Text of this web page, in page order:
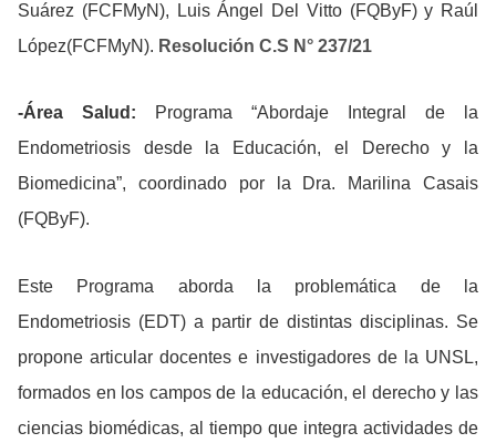
Suárez (FCFMyN), Luis Ángel Del Vitto (FQByF) y Raúl
López(FCFMyN). Resolución C.S N° 237/21
-Área Salud: Programa “Abordaje Integral de la
Endometriosis desde la Educación, el Derecho y la
Biomedicina”, coordinado por la Dra. Marilina Casais
(FQByF).
Este Programa aborda la problemática de la
Endometriosis (EDT) a partir de distintas disciplinas. Se
propone articular docentes e investigadores de la UNSL,
formados en los campos de la educación, el derecho y las
ciencias biomédicas, al tiempo que integra actividades de